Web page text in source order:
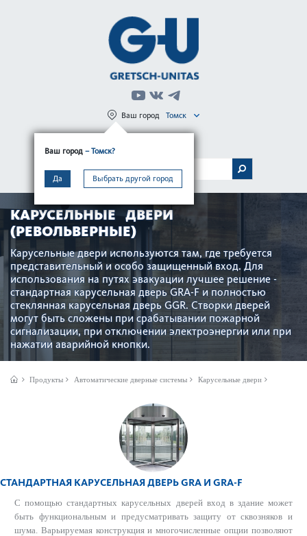
Ваш город – Томск?
Да Выбрать другой город
Ваш город Томск
МЕНЮ
КАРУСЕЛЬНЫЕ ДВЕРИ
(РЕВОЛЬВЕРНЫЕ)
Карусельные двери используются там, где требуется
представительный и особо защищенный вход. Для
использования на путях эвакуации лучшее решение -
стандартная карусельная дверь GRA-F и полностью
стеклянная карусельная дверь GGR. Створки дверей
могут быть сложены при срабатывании пожарной
сигнализации, при отключении электроэнергии или при
нажатии аварийной кнопки.
Продукты Автом­ат­ические дверные сис­темы Карусельные двери
CТАНДАРТНАЯ КАРУСЕЛЬНАЯ ДВЕРЬ GRA И GRA-F
С помощью стандартных карусельных дверей вход в здание может
быть функциональным и предусматривать защиту от сквозняков и
шума. Варьируемая конструкция и многочисленные опции позволяют